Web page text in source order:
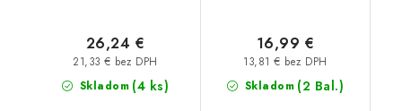
Skladom (4 ks)
21,33 € bez DPH
26,24 €
Skladom (2 Bal.)
13,81 € bez DPH
16,99 €